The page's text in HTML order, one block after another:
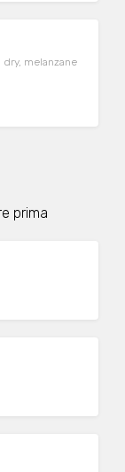
melanzane
prima